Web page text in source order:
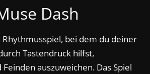
Dash
Rhythmusspiel, bei dem du deiner
Tastendruck hilfst,
auszuweichen. Das Spiel